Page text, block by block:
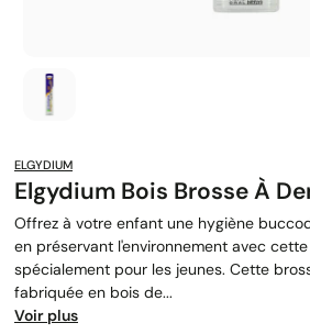
ELGYDIUM
Elgydium Bois Brosse À
Offrez à votre enfant une hygiène
en préservant l'environnement avec
spécialement pour les jeunes. Cette
fabriquée en bois de...
Voir plus